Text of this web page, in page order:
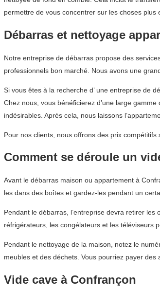
permettre de vous concentrer sur les choses
Débarras et nettoyage
Notre entreprise de débarras propose des
professionnels bon marché. Nous avons une
Si vous êtes à la recherche d’ une entreprise de
Chez nous, vous bénéficierez d’une large
indésirables. Après cela, nous laissons
Pour nos clients, nous offrons des prix
Comment se déroule un
Avant le débarras maison ou appartement à
les dans des boîtes et gardez-les pendant un
Pendant le débarras, l’entreprise devra retirer
réfrigérateurs, les congélateurs et les téléviseurs
Pendant le nettoyage de la maison, notez le
meubles et des déchets. Vous pourriez payer
Vide cave à Confrançon